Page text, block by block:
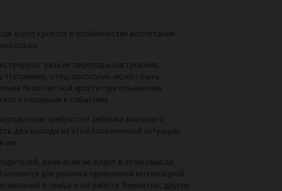
кроется в особенностях воспитания
резкие перепады настроения,
Например, отец-алкоголик может быть
безотчетной ярости при опьянении.
отношения к событиям.
родители требуют от ребенка внешнего
два выхода из этой болезненной ситуации.
им.
даже если не видят в этом смысла.
для ребенка привычной мотивацией.
желаний в семье и на работе. Вероятно, другие